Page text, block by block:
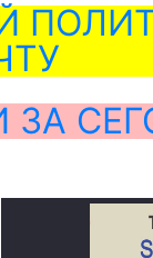
ЗА